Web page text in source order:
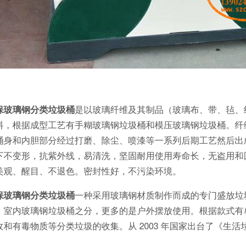
玻璃钢分类垃圾桶是以玻璃纤维及其制品（玻璃布、带、毡
，根据成型工艺有手糊玻璃钢垃圾桶和模压玻璃钢垃圾桶。
身和内胆部分经过打磨、除尘、喷漆等一系列后期工艺然后
不变形，抗紫外线，易清洗，坚固耐用使用寿命长，无盗用
、醒目、不退色。密封性好，不污染环境。
玻璃钢分类垃圾桶一种采用玻璃钢材质制作而成的专门盛放
室内玻璃钢垃圾桶之分，更多的是户外摆放使用。根据款式
和有毒物质等分类垃圾的收集。从 2003 年国家出台了《生活